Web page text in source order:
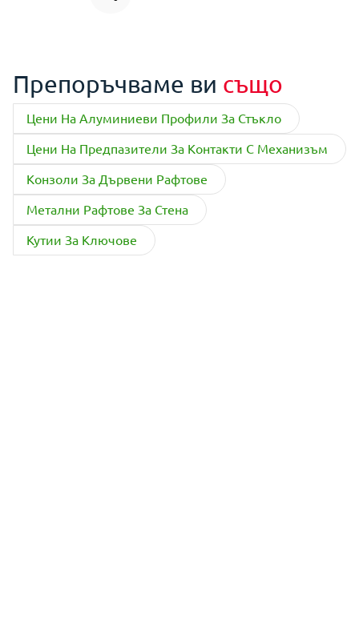
Препоръчваме ви също
Цени На Алуминиеви Профили За Стъкло
Цени На Предпазители За Контакти С Механизъм
Конзоли За Дървени Рафтове
Метални Рафтове За Стена
Кутии За Ключове